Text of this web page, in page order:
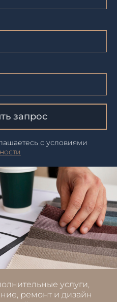
запрос
с условиями
услуги,
ремонт и дизайн